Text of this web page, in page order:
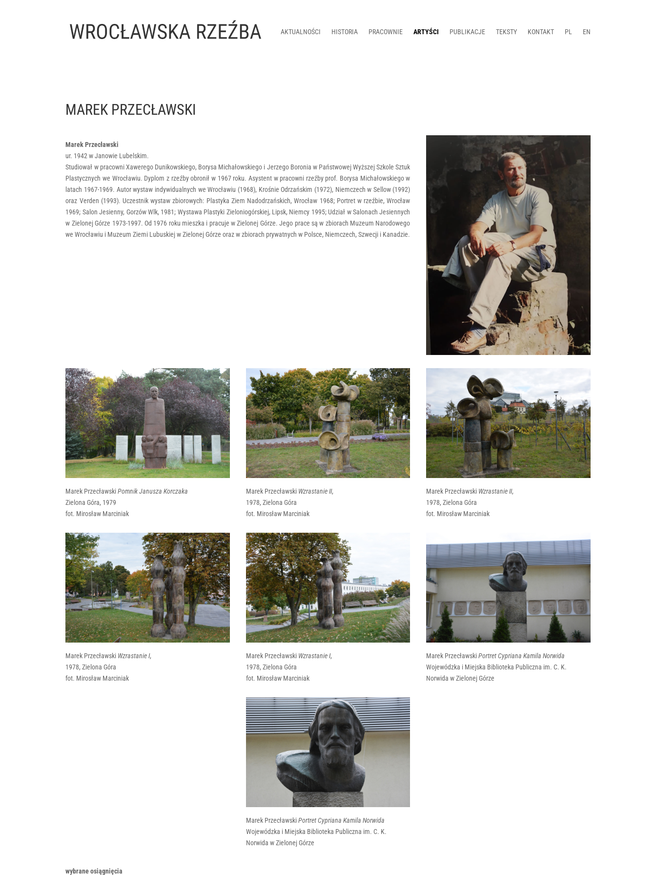
AKTUALNOŚCI HISTORIA PRACOWNIE ARTYŚCI PUBLIKACJE TEKSTY KONTAKT PL EN
MAREK PRZECŁAWSKI
Marek Przecławski
ur. 1942 w Janowie Lubelskim.
Studiował w pracowni Xawerego Dunikowskiego, Borysa Michałowskiego i Jerzego Boronia w Państwowej Wyższej Szkole Sztuk
Plastycznych we Wrocławiu. Dyplom z rzeźby obronił w 1967 roku. Asystent w pracowni rzeźby prof. Borysa Michałowskiego w
latach 1967-1969. Autor wystaw indywidualnych we Wrocławiu (1968), Krośnie Odrzańskim (1972), Niemczech w Sellow (1992)
oraz Verden (1993). Uczestnik wystaw zbiorowych: Plastyka Ziem Nadodrzańskich, Wrocław 1968; Portret w rzeźbie, Wrocław
1969; Salon Jesienny, Gorzów Wlk, 1981; Wystawa Plastyki Zieloniogórskiej, Lipsk, Niemcy 1995; Udział w Salonach Jesiennych
w Zielonej Górze 1973-1997. Od 1976 roku mieszka i pracuje w Zielonej Górze. Jego prace są w zbiorach Muzeum Narodowego
we Wrocławiu i Muzeum Ziemi Lubuskiej w Zielonej Górze oraz w zbiorach prywatnych w Polsce, Niemczech, Szwecji i Kanadzie.
Marek PrzecławskiPomnik Janusza Korczaka
Zielona Góra, 1979
fot. Mirosław Marciniak
Marek Przecławski Wzrastanie II,
1978, Zielona Góra
fot. Mirosław Marciniak
Marek Przecławski Wzrastanie II,
1978, Zielona Góra
fot. Mirosław Marciniak
Marek Przecławski Wzrastanie I,
1978, Zielona Góra
fot. Mirosław Marciniak
Marek Przecławski Wzrastanie I,
1978, Zielona Góra
fot. Mirosław Marciniak
Marek PrzecławskiPortret Cypriana Kamila Norwida
Wojewódzka i Miejska Biblioteka Publiczna im. C. K.
Norwida w Zielonej Górze
Marek PrzecławskiPortret Cypriana Kamila Norwida
Wojewódzka i Miejska Biblioteka Publiczna im. C. K.
Norwida w Zielonej Górze
wybrane osiągnięcia